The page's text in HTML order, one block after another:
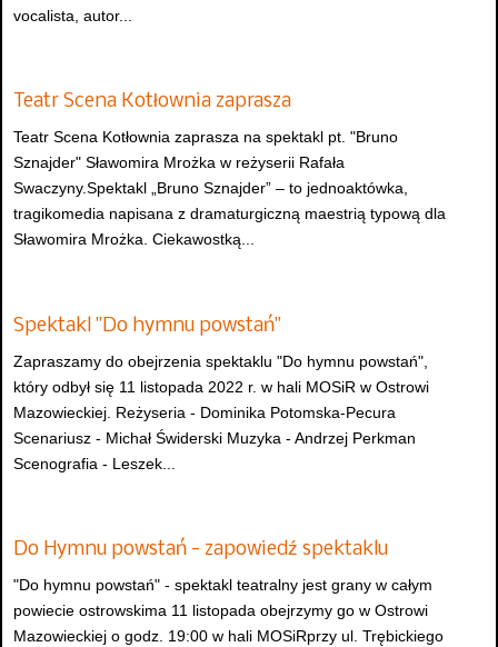
vocalista, autor...
Teatr Scena Kotłownia zaprasza
Teatr Scena Kotłownia zaprasza na spektakl pt. "Bruno
Sznajder" Sławomira Mrożka w reżyserii Rafała
Swaczyny.Spektakl „Bruno Sznajder” – to jednoaktówka,
tragikomedia napisana z dramaturgiczną maestrią typową dla
Sławomira Mrożka. Ciekawostką...
Spektakl "Do hymnu powstań"
Zapraszamy do obejrzenia spektaklu "Do hymnu powstań",
który odbył się 11 listopada 2022 r. w hali MOSiR w Ostrowi
Mazowieckiej. Reżyseria - Dominika Potomska-Pecura
Scenariusz - Michał Świderski Muzyka - Andrzej Perkman
Scenografia - Leszek...
Do Hymnu powstań - zapowiedź spektaklu
"Do hymnu powstań" - spektakl teatralny jest grany w całym
powiecie ostrowskima 11 listopada obejrzymy go w Ostrowi
Mazowieckiej o godz. 19:00 w hali MOSiRprzy ul. Trębickiego